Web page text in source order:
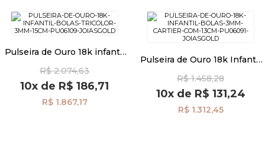
Pulseira de Ouro 18k infantil
pu06109
R$ 2.074,63
10x de R$ 186,71
R$ 1.867,17
Pulseira de Ouro 18k Infantil
pu06091
R$ 1.458,28
10xde R$ 131,24
R$ 1.312,45
OFERTAS